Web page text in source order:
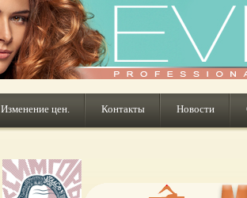
Изменение цен. Контакты Новости